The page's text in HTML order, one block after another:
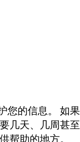
您的信息。 如果
几天、几周甚至
帮助的地方。